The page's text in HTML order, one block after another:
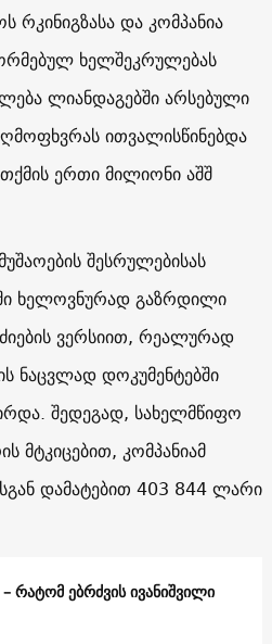
და კომპანია
ხელშეკრულებას
ლიანდაგებში არსებული
ითვალისწინებდა
ერთი მილიონი აშშ
შესრულებისას
ხელოვნურად გაზრდილი
ვერსიით, რეალურად
ნაცვლად დოკუმენტებში
შედეგად, სახელმწიფო
მტკიცებით, კომპანიამ
დამატებით 403 844 ლარი
რატომ ებრძვის ივანიშვილი